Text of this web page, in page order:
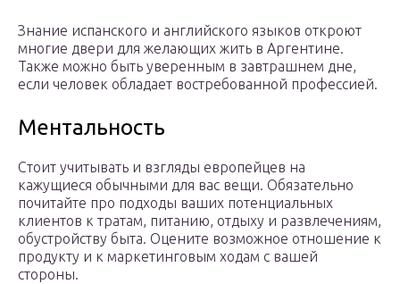
Знание испанского и английского языков откроют
многие двери для желающих жить в Аргентине.
Также можно быть уверенным в завтрашнем дне,
если человек обладает востребованной профессией.
Ментальность
Стоит учитывать и взгляды европейцев на
кажущиеся обычными для вас вещи. Обязательно
почитайте про подходы ваших потенциальных
клиентов к тратам, питанию, отдыху и развлечениям,
обустройству быта. Оцените возможное отношение к
продукту и к маркетинговым ходам с вашей
стороны.